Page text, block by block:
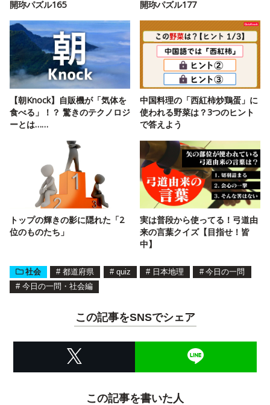
開珎パズル165
開珎パズル177
【朝Knock】自販機が「気体を
食べる」！？ 驚きのテクノロジ
ーとは……
中国料理の「西紅柿炒鶏蛋」に
使われる野菜は？3つのヒント
で答えよう
トップの輝きの影に隠れた「2
位のものたち」
実は普段から使ってる！弓道由
来の言葉クイズ【目指せ！皆
中】
社会 # 都道府県 # quiz # 日本地理 # 今日の一問
# 今日の一問・社会編
この記事をSNSでシェア
この記事を書いた人